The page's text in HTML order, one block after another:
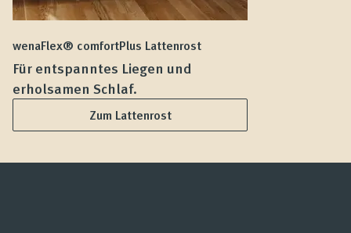
wenaFlex® comfortPlus Lattenrost
Für entspanntes Liegen und
erholsamen Schlaf.
Zum Lattenrost